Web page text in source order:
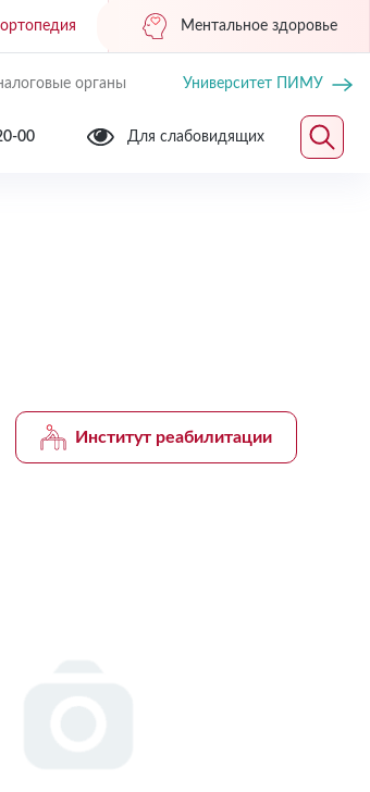
Ментальное здоровье
органы Университет ПИМУ
00 Для слабовидящих
Институт реабилитации